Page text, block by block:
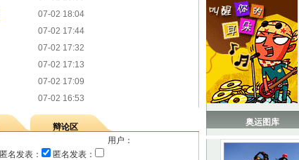
07-02 18:04
07-02 17:44
07-02 17:32
07-02 17:13
07-02 17:09
07-02 16:53
辩论区
用户：
匿名发表：
匿名发表：
奥运图库